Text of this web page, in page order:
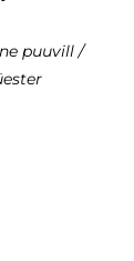
puuvill /